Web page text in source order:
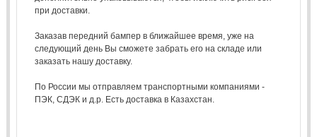
при доставки.
Заказав передний бампер в ближайшее время, уже на
следующий день Вы сможете забрать его на складе или
заказать нашу доставку.
По России мы отправляем транспортными компаниями -
ПЭК, СДЭК и д.р. Есть доставка в Казахстан.